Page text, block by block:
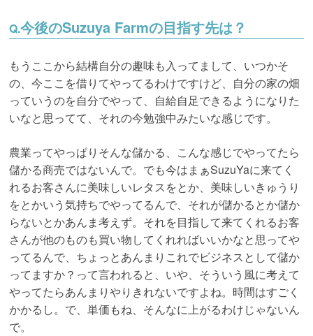
Q.今後のSuzuya Farmの目指す先は？
もうここから結構自分の趣味も入ってまして、いつかそ
の、今ここを借りてやってるわけですけど、自分の家の畑
っていうのを自分でやって、自給自足できるようになりた
いなと思ってて、それの今勉強中みたいな感じです。
農業ってやっぱりそんな儲かる、こんな感じでやってたら
儲かる商売ではないんで。でも今はまぁSuzuYaに来てく
れるお客さんに美味しいレタスをとか、美味しいきゅうり
をとかいう気持ちでやってるんで、それが儲かるとか儲か
らないとかあんま考えず。それを目指して来てくれるお客
さんが他のものも買い物してくれればいいかなと思ってや
ってるんで、ちょっとあんまりこれでビジネスとして儲か
ってますか？って言われると、いや、そういう風に考えて
やってたらあんまりやりきれないですよね。時間はすごく
かかるし。で、単価もね、そんなに上がるわけじゃないん
で。